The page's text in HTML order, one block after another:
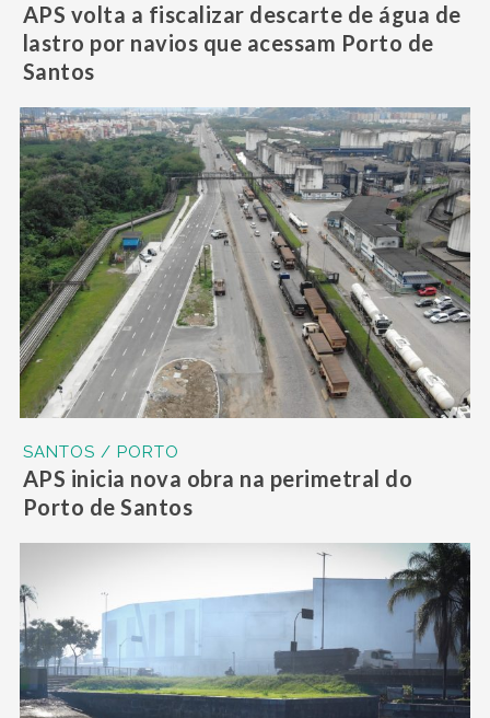
APS volta a fiscalizar descarte de água de
lastro por navios que acessam Porto de
Santos
SANTOS / PORTO
APS inicia nova obra na perimetral do
Porto de Santos